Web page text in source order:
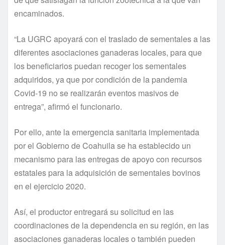
encaminados.
“La UGRC apoyará con el traslado de sementales a las
diferentes asociaciones ganaderas locales, para que
los beneficiarios puedan recoger los sementales
adquiridos, ya que por condición de la pandemia
Covid-19 no se realizarán eventos masivos de
entrega”, afirmó el funcionario.
Por ello, ante la emergencia sanitaria implementada
por el Gobierno de Coahuila se ha establecido un
mecanismo para las entregas de apoyo con recursos
estatales para la adquisición de sementales bovinos
en el ejercicio 2020.
Así, el productor entregará su solicitud en las
coordinaciones de la dependencia en su región, en las
asociaciones ganaderas locales o también pueden